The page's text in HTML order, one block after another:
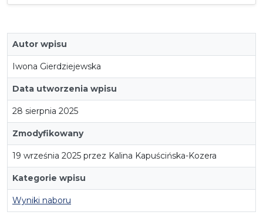
Autor wpisu
Iwona Gierdziejewska
Data utworzenia wpisu
28 sierpnia 2025
Zmodyfikowany
19 września 2025 przez Kalina Kapuścińska-Kozera
Kategorie wpisu
Wyniki naboru